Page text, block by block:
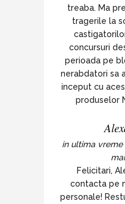
treaba. Ma
tragerile la
concursuri
perioada pe
nerabdatori sa
inceput cu
produselor
in ultima
Felicitari,
contacta pe
personale!